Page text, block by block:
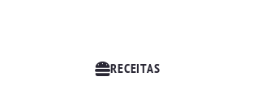
RECEITAS